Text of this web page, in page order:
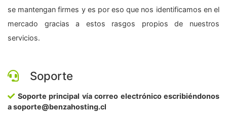
se mantengan firmes y es por eso que nos identificamos en el
mercado gracias a estos rasgos propios de nuestros
servicios.
Soporte
Soporte principal vía correo electrónico escribiéndonos
a soporte@benzahosting.cl